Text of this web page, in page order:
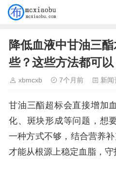
降低血液中甘油三
些？这些方法都可以
xbmcxb 7个月前 新闻
甘油三酯超标会直接增加
化、斑块形成等问题，想
一种方式不够，结合营养
才能从根源上稳定血脂，守